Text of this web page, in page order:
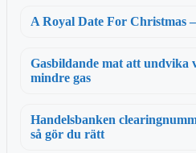
A Royal Date For Christmas
Gasbildande mat att undvika
mindre gas
Handelsbanken
så gör du rätt